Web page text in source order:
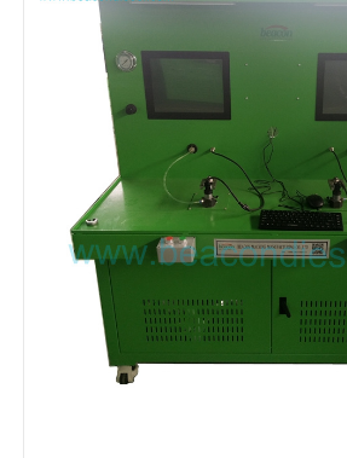
Инструменты
Детали дизельного двигателя
Рабочий стол
Очиститель
Сканер
Балансировочная машина
Тормозные диски и барабанные станки